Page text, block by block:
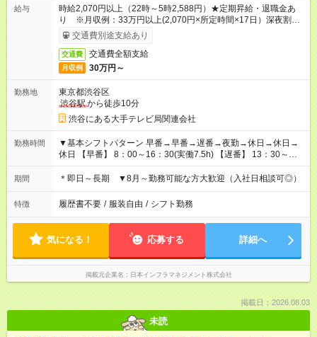
給与
時給2,070円以上（22時～5時2,588円）★定期昇給・退職金あ
り ※月収例：33万円以上(2,070円×所定時間×17日）深夜割増
手当含む
交通費別途支給あり
交通費 交通費全額支給
月収例 30万円～
勤務地
東京都渋谷区
渋谷駅から徒歩10分
渋谷にある大手テレビ局関連会社
勤務時間
▼基本シフトパターン 早番→早番→遅番→夜勤→休日→休日→
休日 【早番】 8：00～16：30(実働7.5h) 【遅番】 13：30～
22：00(実働7.5h) 【夜勤】 21：00～翌9：30(実働11.5h) 曜日
固定のため予定も立てやすいのもうれしいポイント！ 深夜割増
期間 ＊即日～長期 ▼8月～勤務可能な方大歓迎（入社日相談可◎）
特徴 履歴書不要 / 服装自由 / シフト勤務
気になる！ 応募する 詳細へ
掲載元企業名 日本インフラマネジメント株式会社
掲載日：2026.08.03
未読